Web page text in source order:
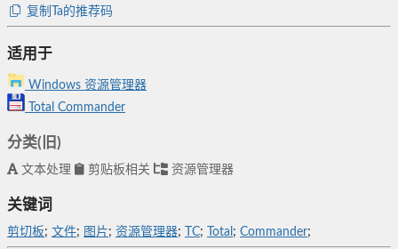
复制Ta的推荐码
适用于
Windows 资源管理器
Total Commander
分类(旧)
文本处理 剪贴板相关 资源管理器
关键词
剪切板; 文件; 图片; 资源管理器; TC; Total ; Commander;